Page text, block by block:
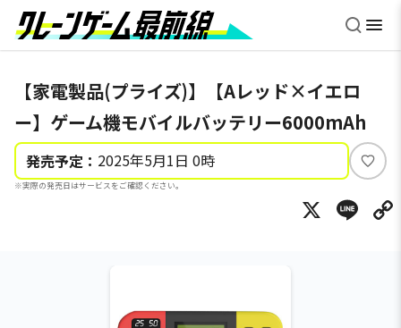
【家電製品(プライズ)】【Aレッド×イエロ
ー】ゲーム機モバイルバッテリー6000mAh
発売予定： 2025年5月1日 0時
※実際の発売日はサービスをご確認ください。
い
ね
X